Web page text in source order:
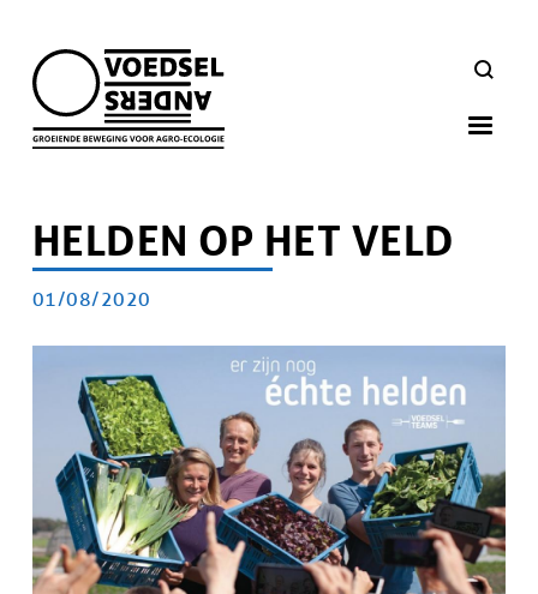
main
navigation
ZOEKEN
HELDEN OP HET VELD
Artikel
PUBLICATIEDATUM
01/08/2020